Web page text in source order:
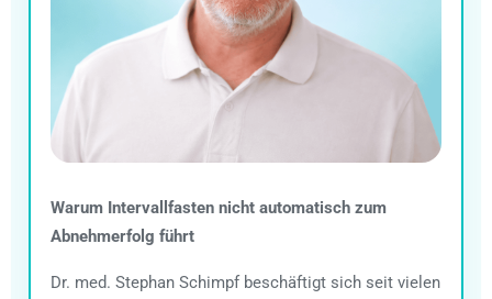
Warum Intervallfasten nicht automatisch zum
Abnehmerfolg führt
Dr. med. Stephan Schimpf beschäftigt sich seit vielen